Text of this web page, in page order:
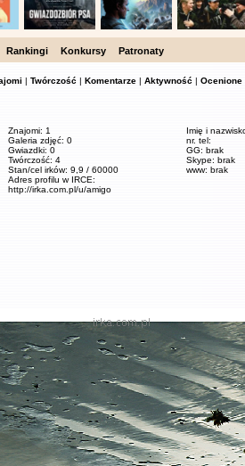
Rankingi Konkursy Patronaty
| Twórczość | Komentarze | Aktywność | Ocenione
Znajomi: 1
Galeria zdjęć: 0
Gwiazdki: 0
Twórczość: 4
Stan/cel irków: 9,9 / 60000
Adres profilu w IRCE:
http://irka.com.pl/u/amigo
Imię i
nr. tel:
GG: brak
Skype: brak
www: brak